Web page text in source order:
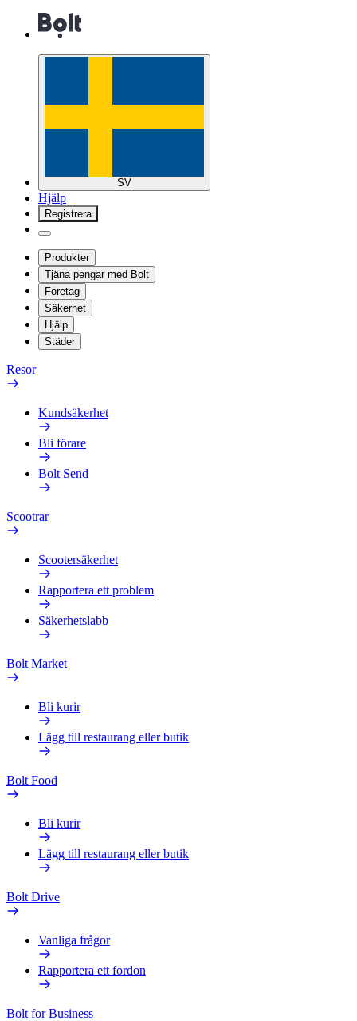
SV
Hjälp
Registrera
Produkter
Tjäna pengar med Bolt
Företag
Säkerhet
Hjälp
Städer
Resor
Kundsäkerhet
Bli förare
Bolt Send
Scootrar
Scootersäkerhet
Rapportera ett problem
Säkerhetslabb
Bolt Market
Bli kurir
Lägg till restaurang eller butik
Bolt Food
Bli kurir
Lägg till restaurang eller butik
Bolt Drive
Vanliga frågor
Rapportera ett fordon
Bolt for Business